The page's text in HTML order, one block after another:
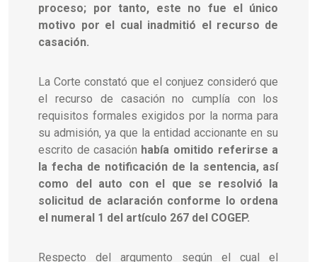
proceso; por tanto, este no fue el único
motivo por el cual inadmitió el recurso de
casación.
La Corte constató que el conjuez consideró que
el recurso de casación no cumplía con los
requisitos formales exigidos por la norma para
su admisión, ya que la entidad accionante en su
escrito de casación había omitido referirse a
la fecha de notificación de la sentencia, así
como del auto con el que se resolvió la
solicitud de aclaración conforme lo ordena
el numeral 1 del artículo 267 del COGEP.
Respecto del argumento según el cual el